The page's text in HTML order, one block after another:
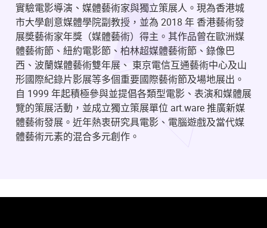
實驗電影導演、媒體藝術家與獨立策展人。現為香港城
市大學創意媒體學院副教授，並為 2018 年 香港藝術發
展奬藝術家年獎（媒體藝術）得主。其作品曾在歐洲媒
體藝術節、紐約電影節、柏林超媒體藝術節、錄像巴
西、波蘭媒體藝術雙年展、 東京電信互通藝術中心及山
形國際紀錄片影展等多個重要國際藝術節及場地展出。
自 1999 年起積極參與並提倡各類型電影、表演和媒體展
覽的策展活動，並成立獨立策展單位 art.ware 推廣新媒
體藝術發展。近年熱衷研究具電影、電腦遊戲及當代媒
體藝術元素的混合多元創作。